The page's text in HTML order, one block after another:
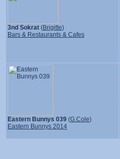
3nd Sokrat (Brigitte)
Bars & Restaurants & Cafes
Eastern Bunnys 039 (G.Cole)
Eastern Bunnys 2014